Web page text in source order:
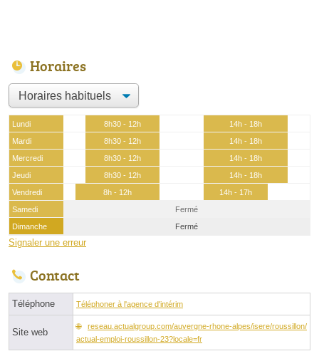
Horaires
Lundi 8h30 - 12h
14h - 18h
Mardi
8h30 - 12h
14h - 18h
Mercredi
8h30 - 12h
14h - 18h
Jeudi
8h30 - 12h
14h - 18h
Vendredi
8h - 12h
14h - 17h
Samedi
Fermé
Dimanche
Fermé
Signaler une erreur
Contact
Téléphone Téléphoner à l'agence d'intérim
Site web
reseau.actualgroup.com/auvergne-rhone-alpes/isere/roussillon/
actual-emploi-roussillon-23?locale=fr